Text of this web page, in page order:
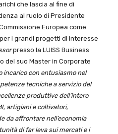
che lascia al fine di
al ruolo di Presidente
Europea come
i grandi progetti di interesse
presso la LUISS Business
del suo Master in Corporate
incarico con entusiasmo nel
tecniche a servizio del
produttive dell’intero
artigiani e coltivatori,
da affrontare nell’economia
di far leva sui mercati e i